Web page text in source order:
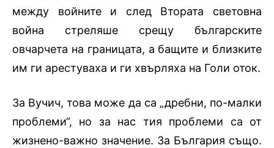
между войните и след Втората световна
война стреляше срещу българските
овчарчета на границата, а бащите и близките
им ги арестуваха и ги хвърляха на Голи оток.
За Вучич, това може да са „дребни, по-малки
проблеми“, но за нас тия проблеми са от
жизнено-важно значение. За България също.